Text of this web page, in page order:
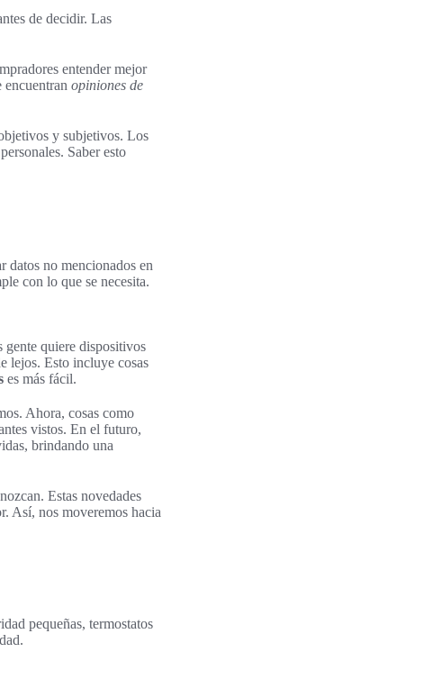
de decidir. Las
entender mejor
encuentran opiniones de
y subjetivos. Los
Saber esto
datos no mencionados en
con lo que se necesita.
gente quiere dispositivos
lejos. Esto incluye cosas
es más fácil.
Ahora, cosas como
vistos. En el futuro,
brindando una
Estas novedades
Así, nos moveremos hacia
pequeñas, termostatos